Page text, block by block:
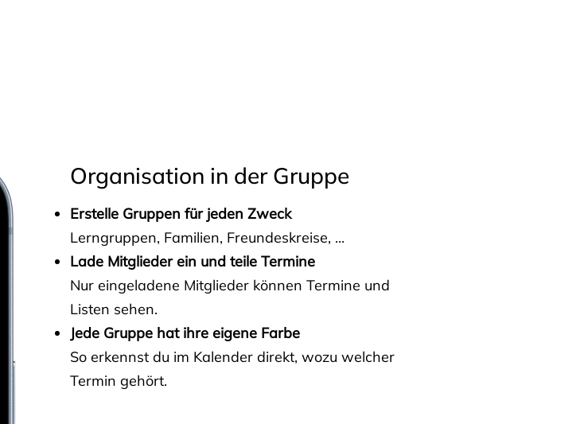
Organisation in der Gruppe
Erstelle Gruppen für jeden Zweck
Lerngruppen, Familien, Freundeskreise, ...
Lade Mitglieder ein und teile Termine
Nur eingeladene Mitglieder können Termine und
Listen sehen.
Jede Gruppe hat ihre eigene Farbe
So erkennst du im Kalender direkt, wozu welcher
Termin gehört.